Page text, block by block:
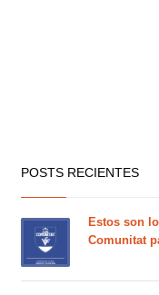
POSTS RECIENTES
Estos son
Comunitat